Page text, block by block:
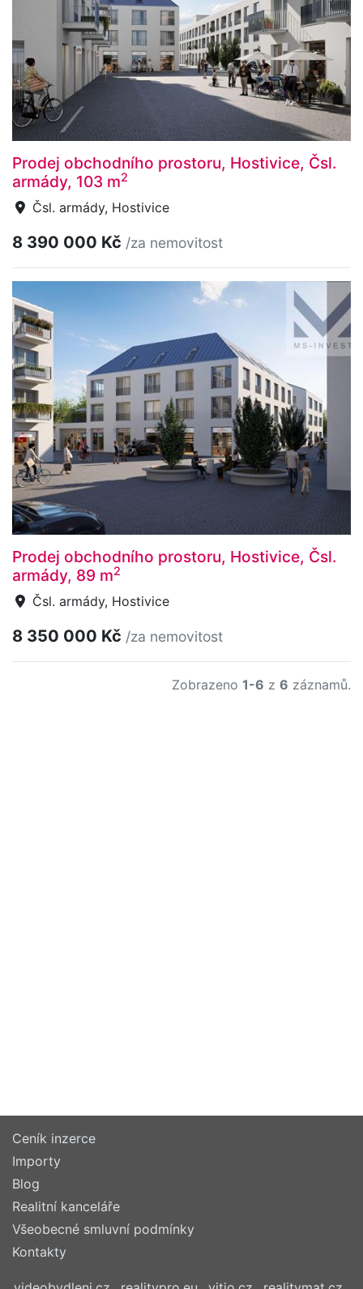
Prodej obchodního prostoru, Hostivice, Čsl.
armády, 103 m2
Čsl. armády, Hostivice
8 390 000 Kč /za nemovitost
Prodej obchodního prostoru, Hostivice, Čsl.
armády, 89 m2
Čsl. armády, Hostivice
8 350 000 Kč /za nemovitost
Zobrazeno 1-6 z 6 záznamů.
Ceník inzerce
Importy
Blog
Realitní kanceláře
Všeobecné smluvní podmínky
Kontakty